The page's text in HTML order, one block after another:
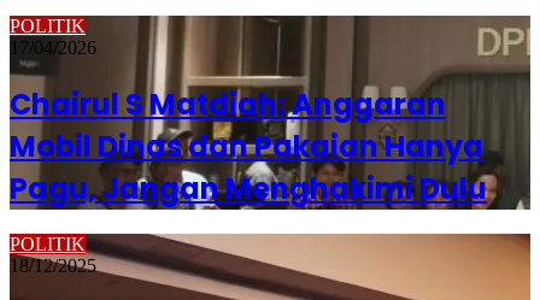
POLITIK
17/04/2026
Chairul S Matdiah: Anggaran
Mobil Dinas dan Pakaian Hanya
Pagu, Jangan Menghakimi Dulu
POLITIK
18/12/2025